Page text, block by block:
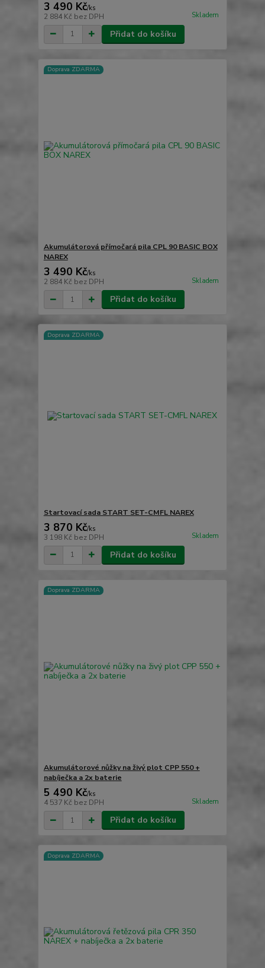
3 490 Kč/ks
2 884 Kč bez DPH Skladem
Přidat do košíku
Doprava ZDARMA
Akumulátorová přímočará pila CPL 90 BASIC BOX
NAREX
3 490 Kč/ks
2 884 Kč bez DPH Skladem
Přidat do košíku
Doprava ZDARMA
Startovací sada START SET-CMFL NAREX
3 870 Kč/ks
3 198 Kč bez DPH Skladem
Přidat do košíku
Doprava ZDARMA
Akumulátorové nůžky na živý plot CPP 550 +
nabíječka a 2x baterie
5 490 Kč/ks
4 537 Kč bez DPH Skladem
Přidat do košíku
Doprava ZDARMA